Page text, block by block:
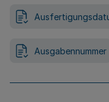
Ausgabennummer